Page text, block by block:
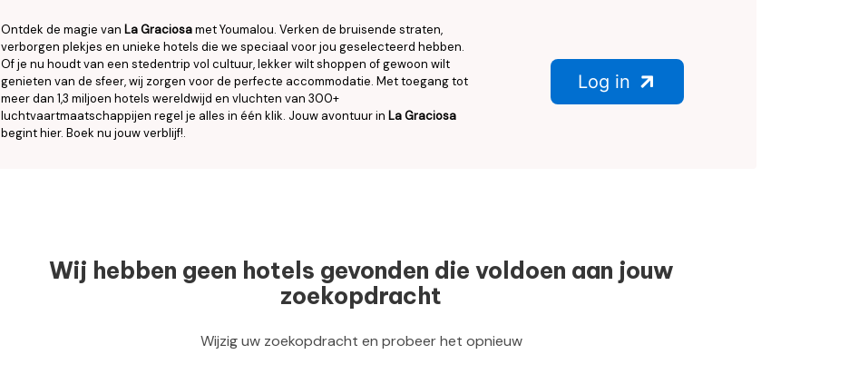
Ontdek de magie van La Graciosamet Youmalou. Verken de bruisende straten,
verborgen plekjes en unieke hotels die we speciaal voor jou geselecteerd hebben.
Of je nu houdt van een stedentrip vol cultuur, lekker wilt shoppen of gewoon wilt
genieten van de sfeer, wij zorgen voor de perfecte accommodatie. Met toegang tot
meer dan 1,3 miljoen hotels wereldwijd en vluchten van 300+
luchtvaartmaatschappijen regel je alles in één klik. Jouw avontuur in La Graciosa
begint hier. Boek nu jouw verblijf!.
Log in
Wij hebben geen hotels gevonden die voldoen aan jouw
zoekopdracht
Wijzig uw zoekopdracht en probeer het opnieuw